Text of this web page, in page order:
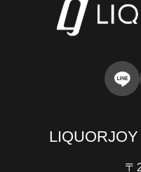
LIQUORJOY
〒